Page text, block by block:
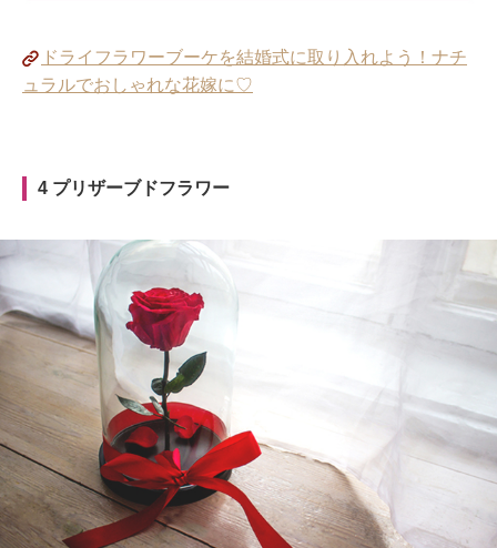
ドライフラワーブーケを結婚式に取り入れよう！ナチ
ュラルでおしゃれな花嫁に♡
4 プリザーブドフラワー